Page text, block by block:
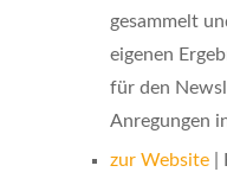
gesammelt
eigenen
für den
Anregungen
zur Website |